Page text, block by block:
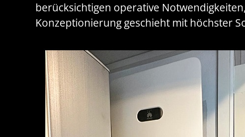
berücksichtigen operative
Konzeptionierung geschieht mit höchster